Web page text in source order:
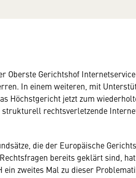
Oberste Gerichtshof
In einem weiteren, mit
Höchstgericht jetzt zum
rechtsverletzende
die der Europäische
bereits geklärt sind,
zweites Mal zu dieser